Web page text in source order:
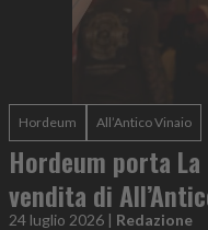
Hordeum All’Antico Vinaio
Hordeum porta
vendita di
24 luglio 2026 | Redazione